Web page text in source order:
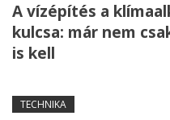
A vízépítés a
kulcsa: már nem
is kell
TECHNIKA